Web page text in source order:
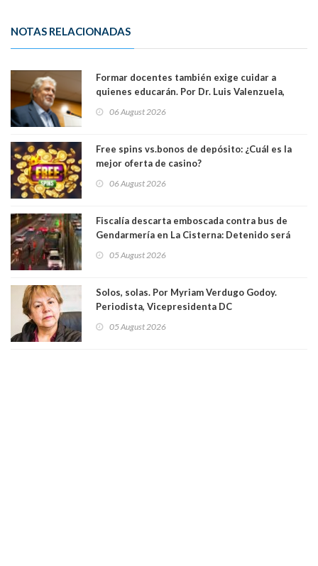
NOTAS RELACIONADAS
Formar docentes también exige cuidar a
quienes educarán. Por Dr. Luis Valenzuela,
Académicos U. Católica Silva Henríquez
06 August 2026
Free spins vs.bonos de depósito: ¿Cuál es la
mejor oferta de casino?
06 August 2026
Fiscalía descarta emboscada contra bus de
Gendarmería en La Cisterna: Detenido será
05 August 2026
Solos, solas. Por Myriam Verdugo Godoy.
Periodista, Vicepresidenta DC
05 August 2026